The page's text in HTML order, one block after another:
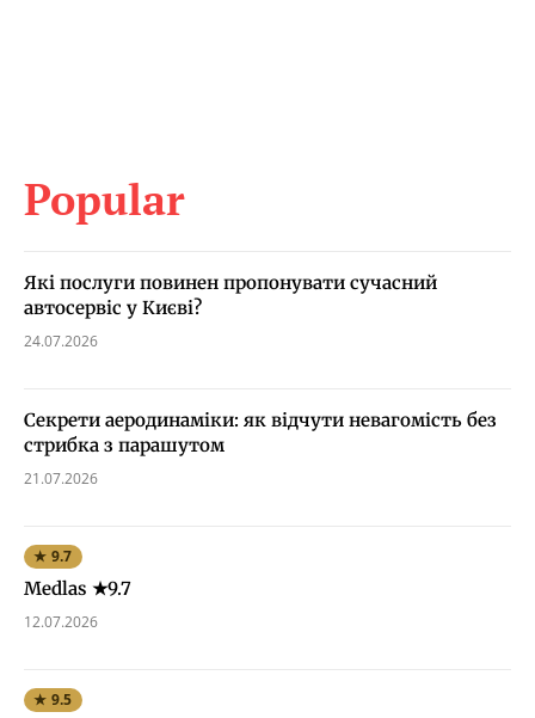
Popular
Які послуги повинен пропонувати сучасний
автосервіс у Києві?
24.07.2026
Секрети аеродинаміки: як відчути невагомість без
стрибка з парашутом
21.07.2026
★ 9.7
Medlas ★9.7
12.07.2026
★ 9.5